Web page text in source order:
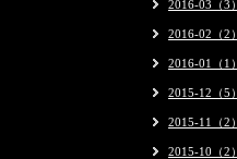
2016-03（3）
2016-02（2）
2016-01（1）
2015-12（5）
2015-11（2）
2015-10（2）